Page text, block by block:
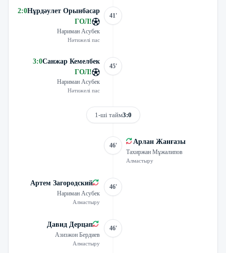
2:0Нұрдәулет Орынбасар
ГОЛ!
Нариман Асубек
Нәтижелі пас
41'
3:0Санжар Кемелбек
ГОЛ!
Нариман Асубек
Нәтижелі пас
45'
1-ші тайм3:0
46' Арлан Жанғазы
Тахиржан Мұжалипов
Алмастыру
Артем Загородский
Нариман Асубек
Алмастыру
46'
Давид Дерцап
Азизжон Бердиев
Алмастыру
46'